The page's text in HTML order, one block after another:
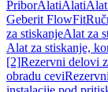
PriborAlatiAlati
Geberit FlowFit
za stiskanjeAlat za
Alat za stiskanje,
[2]Rezervni delovi
obradu cevi